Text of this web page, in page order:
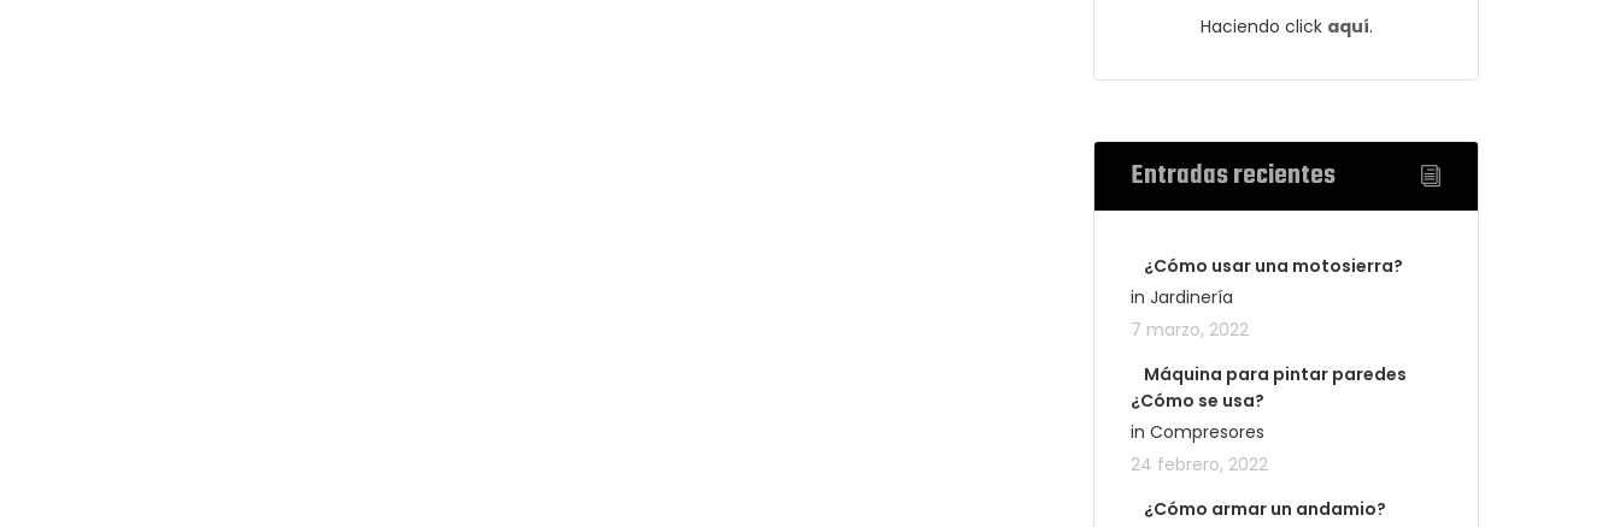
Haciendo click aquí.
Entradas recientes
¿Cómo usar una motosierra?
in Jardinería
7 marzo, 2022
Máquina para pintar paredes
¿Cómo se usa?
in Compresores
24 febrero, 2022
¿Cómo armar un andamio?